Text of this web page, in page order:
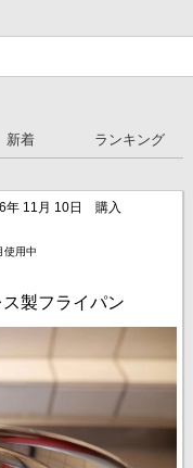
新着 ランキング
年 11月 10日
購入
使用中
製フライパン